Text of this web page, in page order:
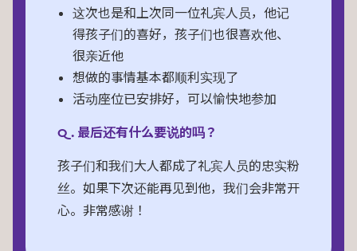
这次也是和上次同一位礼宾人员，他记
得孩子们的喜好，孩子们也很喜欢他、
很亲近他
想做的事情基本都顺利实现了
活动座位已安排好，可以愉快地参加
Q. 最后还有什么要说的吗？
孩子们和我们大人都成了礼宾人员的忠实粉
丝。如果下次还能再见到他，我们会非常开
心。非常感谢！